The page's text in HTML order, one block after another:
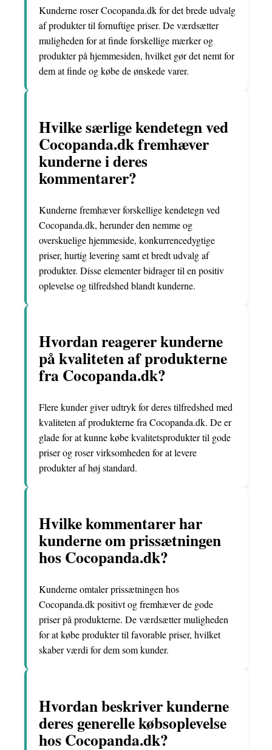
Kunderne roser Cocopanda.dk for det brede udvalg
af produkter til fornuftige priser. De værdsætter
muligheden for at finde forskellige mærker og
produkter på hjemmesiden, hvilket gør det nemt for
dem at finde og købe de ønskede varer.
Hvilke særlige kendetegn ved
Cocopanda.dk fremhæver
kunderne i deres
kommentarer?
Kunderne fremhæver forskellige kendetegn ved
Cocopanda.dk, herunder den nemme og
overskuelige hjemmeside, konkurrencedygtige
priser, hurtig levering samt et bredt udvalg af
produkter. Disse elementer bidrager til en positiv
oplevelse og tilfredshed blandt kunderne.
Hvordan reagerer kunderne
på kvaliteten af produkterne
fra Cocopanda.dk?
Flere kunder giver udtryk for deres tilfredshed med
kvaliteten af produkterne fra Cocopanda.dk. De er
glade for at kunne købe kvalitetsprodukter til gode
priser og roser virksomheden for at levere
produkter af høj standard.
Hvilke kommentarer har
kunderne om prissætningen
hos Cocopanda.dk?
Kunderne omtaler prissætningen hos
Cocopanda.dk positivt og fremhæver de gode
priser på produkterne. De værdsætter muligheden
for at købe produkter til favorable priser, hvilket
skaber værdi for dem som kunder.
Hvordan beskriver kunderne
deres generelle købsoplevelse
hos Cocopanda.dk?